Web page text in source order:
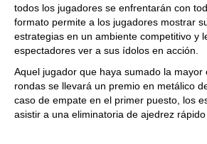
todos los jugadores se enfrentarán con
formato permite a los jugadores mostrar
estrategias en un ambiente competitivo y
espectadores ver a sus ídolos en acción.
Aquel jugador que haya sumado la mayor
rondas se llevará un premio en metálico
caso de empate en el primer puesto, los
asistir a una eliminatoria de ajedrez rápido